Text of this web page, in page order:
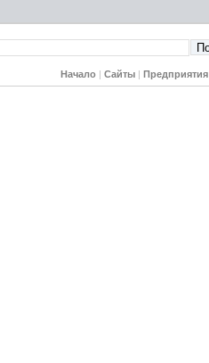
Начало Сайты Предприятия